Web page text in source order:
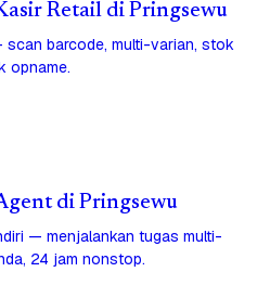
Retail di Pringsewu
barcode, multi-varian, stok
opname.
di Pringsewu
— menjalankan tugas multi-
24 jam nonstop.